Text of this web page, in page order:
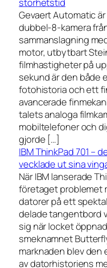
storhetstid
Gevaert Automatic
dubbel-8-kamera
sammanslagning
motor, utbytbart
filmhastigheter på
sekund är den både
fotohistoria och ett
avancerade
talets analoga
mobiltelefoner och
gjorde […]
IBM ThinkPad 701 –
vecklade ut sina
När IBM lanserade
företaget problemet
datorer på ett
delade tangentbord
sig när locket
smeknamnet
marknaden blev den
av datorhistoriens